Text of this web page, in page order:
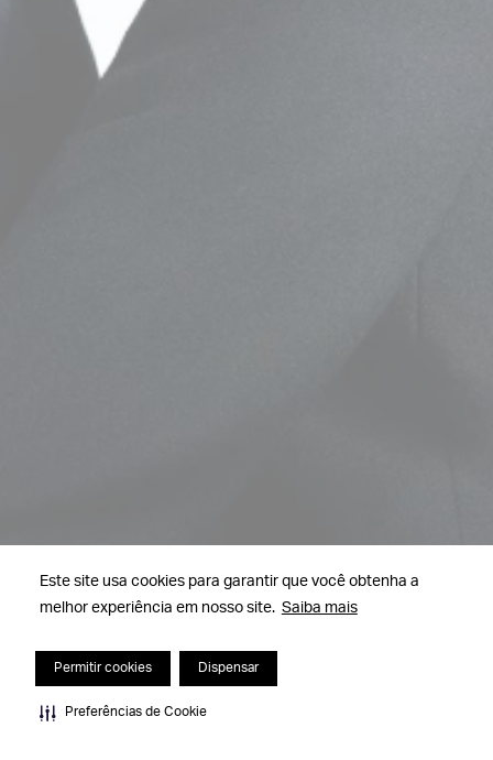
Este site usa cookies para garantir que você obtenha a
melhor experiência em nosso site. Saiba mais
Permitir cookies Dispensar
Preferências de Cookie